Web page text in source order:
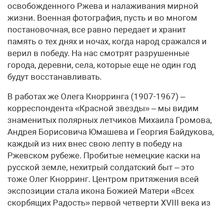
освобожденного Ржева и налаживания мирной
жизни. Военная фотография, пусть и во многом
постановочная, все равно передает и хранит
память о тех днях и ночах, когда народ сражался и
верил в победу. На нас смотрят разрушенные
города, деревни, села, которые еще не один год
будут восстанавливать.
В работах же Олега Кнорринга (1907-1967) –
корреспондента «Красной звезды» – мы видим
знаменитых полярных летчиков Михаила Громова,
Андрея Борисовича Юмашева и Георгия Байдукова,
каждый из них внес свою лепту в победу на
Ржевском рубеже. Пробитые немецкие каски на
русской земле, нехитрый солдатский быт – это
тоже Олег Кнорринг. Центром притяжения всей
экспозиции стала икона Божией Матери «Всех
скорбящих Радость» первой четверти XVIII века из